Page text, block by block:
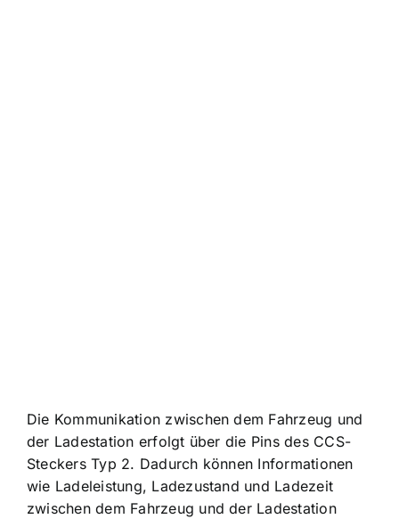
Die Kommunikation zwischen dem Fahrzeug und
der Ladestation erfolgt über die Pins des CCS-
Steckers Typ 2. Dadurch können Informationen
wie Ladeleistung, Ladezustand und Ladezeit
zwischen dem Fahrzeug und der Ladestation